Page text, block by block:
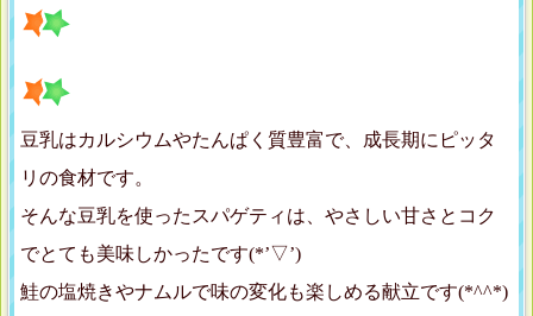
豆乳はカルシウムやたんぱく質豊富で、成長期にピッタ
リの食材です。
そんな豆乳を使ったスパゲティは、やさしい甘さとコク
でとても美味しかったです(*’▽’)
鮭の塩焼きやナムルで味の変化も楽しめる献立です(*^^*)